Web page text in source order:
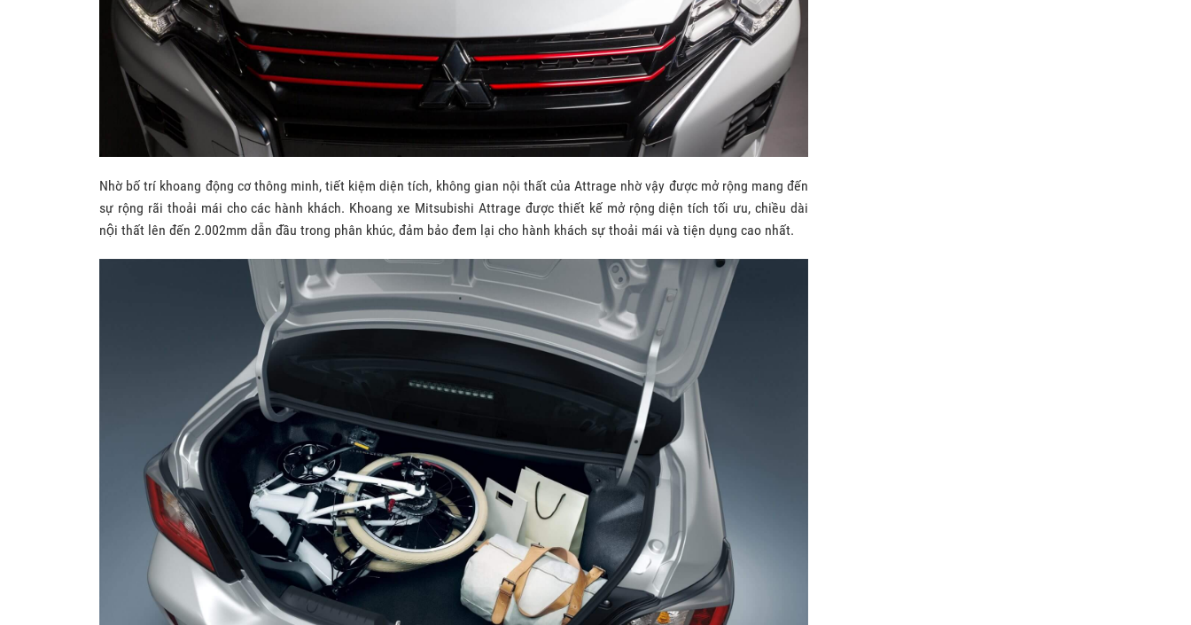
Nhờ bố trí khoang động cơ thông minh, tiết kiệm diện tích, không gian nội thất của Attrage nhờ vậy được mở rộng mang đến
sự rộng rãi thoải mái cho các hành khách. Khoang xe Mitsubishi Attrage được thiết kế mở rộng diện tích tối ưu, chiều dài
nội thất lên đến 2.002mm dẫn đầu trong phân khúc, đảm bảo đem lại cho hành khách sự thoải mái và tiện dụng cao nhất.